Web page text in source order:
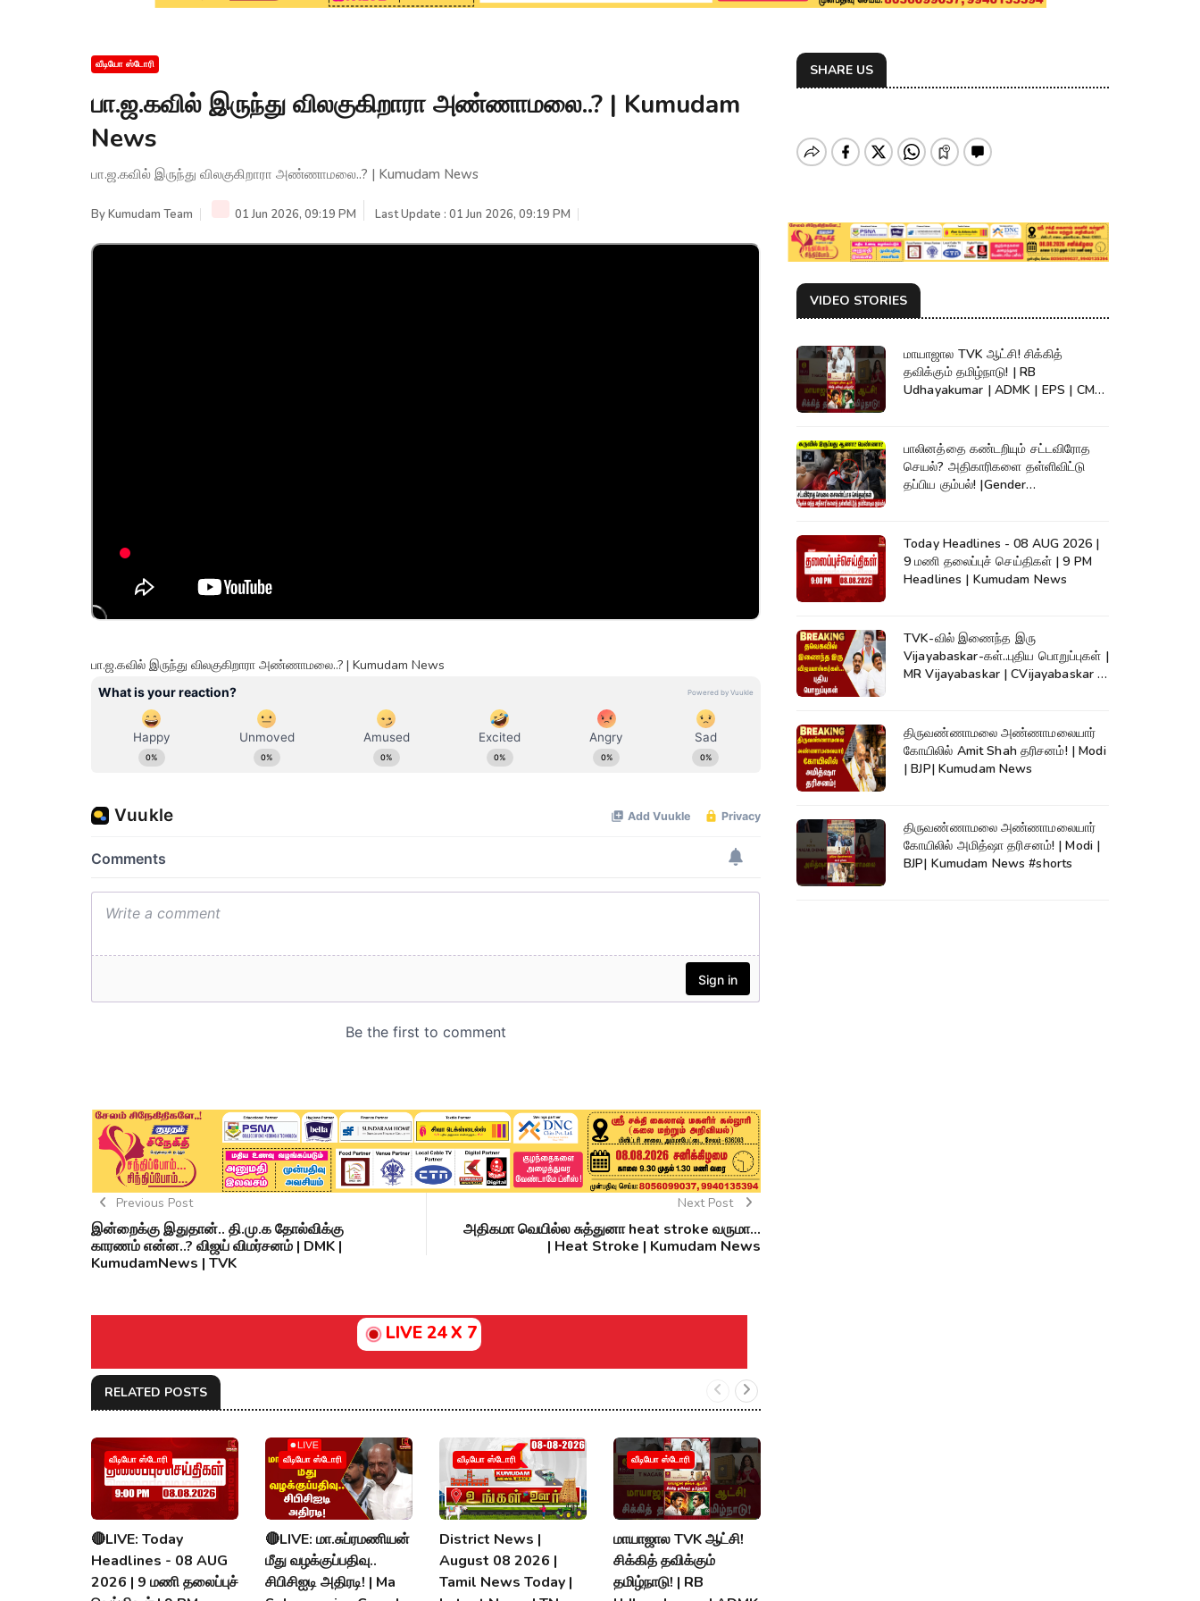
வீடியோ ஸ்டோரி
பா.ஜ.கவில் இருந்து விலகுகிறாரா அண்ணாமலை..? | Kumudam
News
பா.ஜ.கவில் இருந்து விலகுகிறாரா அண்ணாமலை..? | Kumudam News
ByKumudam Team 01 Jun 2026, 09:19 PM Last Update : 01 Jun 2026, 09:19 PM
பா.ஜ.கவில் இருந்து விலகுகிறாரா அண்ணாமலை..? | Kumudam News
Previous Post
இன்றைக்கு இதுதான்.. தி.மு.க தோல்விக்கு
காரணம் என்ன..? விஜய் விமர்சனம் | DMK |
KumudamNews | TVK
Next Post
அதிகமா வெயில்ல சுத்துனா heat stroke வருமா...
| Heat Stroke | Kumudam News
LIVE 24 X 7
RELATED POSTS
வீடியோ ஸ்டோரி
🔴LIVE: Today
Headlines - 08 AUG
2026 | 9 மணி தலைப்புச்
வீடியோ ஸ்டோரி
🔴LIVE: மா.சுப்ரமணியன்
மீது வழக்குப்பதிவு..
சிபிசிஐடி அதிரடி! | Ma
வீடியோ ஸ்டோரி
District News |
August 08 2026 |
Tamil News Today |
வீடியோ ஸ்டோரி
மாயாஜால TVK ஆட்சி!
சிக்கித் தவிக்கும்
தமிழ்நாடு! | RB
SHARE US
VIDEO STORIES
மாயாஜால TVK ஆட்சி! சிக்கித்
தவிக்கும் தமிழ்நாடு! | RB
Udhayakumar | ADMK | EPS | CM
பாலினத்தை கண்டறியும் சட்டவிரோத
செயல்? அதிகாரிகளை தள்ளிவிட்டு
தப்பிய கும்பல்! |Gender
Today Headlines - 08 AUG 2026 |
9 மணி தலைப்புச் செய்திகள் | 9 PM
Headlines | Kumudam News
TVK-வில் இணைந்த இரு
Vijayabaskar-கள்..புதிய பொறுப்புகள் |
MR Vijayabaskar | CVijayabaskar |
திருவண்ணாமலை அண்ணாமலையார்
கோயிலில் Amit Shah தரிசனம்! | Modi
| BJP| Kumudam News
திருவண்ணாமலை அண்ணாமலையார்
கோயிலில் அமித்ஷா தரிசனம்! | Modi |
BJP| Kumudam News #shorts